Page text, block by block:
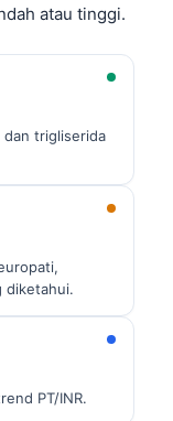
atau tinggi.
dan trigliserida
diketahui.
PT/INR.